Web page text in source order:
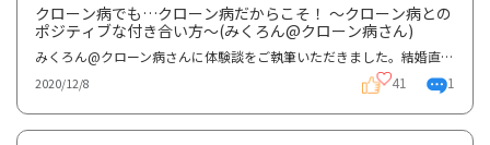
クローン病でも…クローン病だからこそ！ 〜クローン病との
ポジティブな付き合い方〜(みくろん@クローン病さん)
みくろん@クローン病さんに体験談をご執筆いただきました。結婚直後のクローン病診断経緯や、仕事の両立...
2020/12/8 41 1